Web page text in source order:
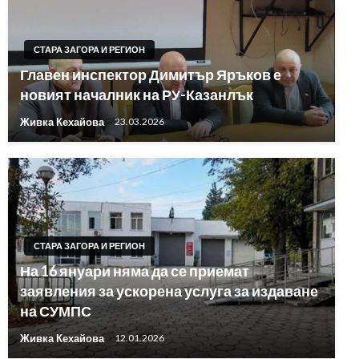
СТАРА ЗАГОРА И РЕГИОН
Главен инспектор Димитър Яръков е
новият началник на РУ-Казанлък
Живка Кехайова 23.03.2026
СТАРА ЗАГОРА И РЕГИОН
На 16 януари няма да се приемат
заявления за ускорена услуга за издаване
на СУМПС
Живка Кехайова 12.01.2026